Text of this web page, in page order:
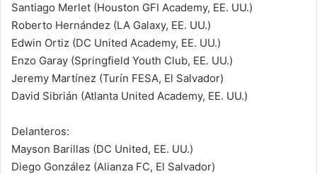
Santiago Merlet (Houston GFI Academy, EE. UU.)
Roberto Hernández (LA Galaxy, EE. UU.)
Edwin Ortiz (DC United Academy, EE. UU.)
Enzo Garay (Springfield Youth Club, EE. UU.)
Jeremy Martínez (Turín FESA, El Salvador)
David Sibrián (Atlanta United Academy, EE. UU.)
Delanteros:
Mayson Barillas (DC United, EE. UU.)
Diego González (Alianza FC, El Salvador)